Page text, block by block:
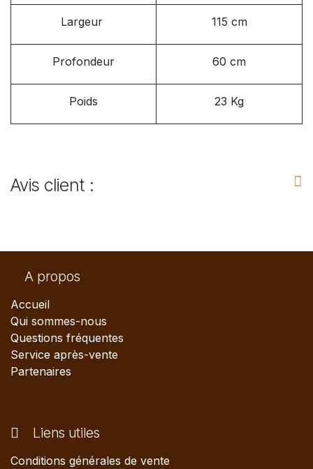
Largeur 115 cm
Profondeur 60 cm
Poids 23 Kg
Avis client :
A propos
Accueil
Qui sommes-nous
Questions fréquentes
Service après-vente
Partenaires
Liens utiles
Conditions générales de vente